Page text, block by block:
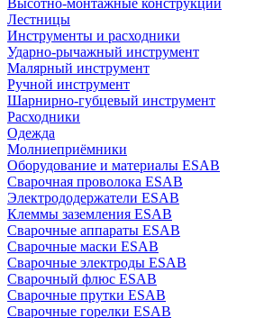
Высотно-монтажные конструкции
Лестницы
Инструменты и расходники
Ударно-рычажный инструмент
Малярный инструмент
Ручной инструмент
Шарнирно-губцевый инструмент
Расходники
Одежда
Молниеприёмники
Оборудование и материалы ESAB
Сварочная проволока ESAB
Электрододержатели ESAB
Клеммы заземления ESAB
Сварочные аппараты ESAB
Сварочные маски ESAB
Сварочные электроды ESAB
Сварочный флюс ESAB
Сварочные прутки ESAB
Сварочные горелки ESAB